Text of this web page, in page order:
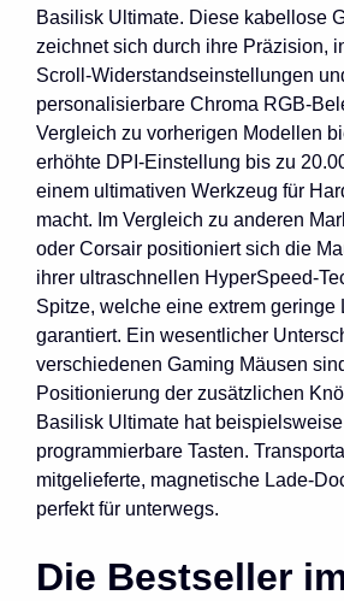
Basilisk Ultimate. Diese kabellose
zeichnet sich durch ihre Präzision,
Scroll-Widerstandseinstellungen
personalisierbare Chroma RGB-
Vergleich zu vorherigen Modellen
erhöhte DPI-Einstellung bis zu
einem ultimativen Werkzeug für
macht. Im Vergleich zu anderen
oder Corsair positioniert sich die
ihrer ultraschnellen HyperSpeed-
Spitze, welche eine extrem geringe
garantiert. Ein wesentlicher
verschiedenen Gaming Mäusen
Positionierung der zusätzlichen
Basilisk Ultimate hat beispielsweise
programmierbare Tasten.
mitgelieferte, magnetische Lade-
perfekt für unterwegs.
Die Bestseller